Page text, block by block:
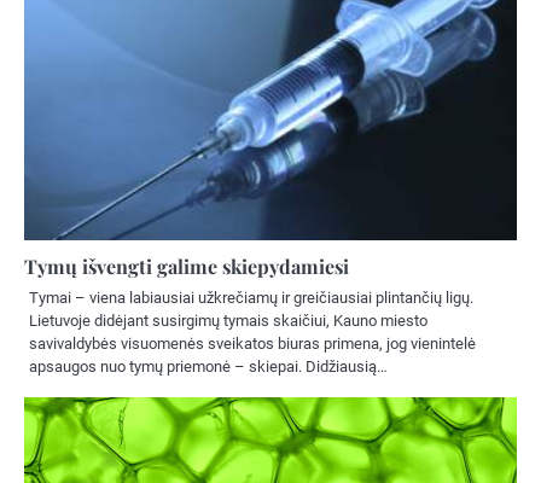
Tymų išvengti galime skiepydamiesi
Tymai – viena labiausiai užkrečiamų ir greičiausiai plintančių ligų.
Lietuvoje didėjant susirgimų tymais skaičiui, Kauno miesto
savivaldybės visuomenės sveikatos biuras primena, jog vienintelė
apsaugos nuo tymų priemonė – skiepai. Didžiausią…